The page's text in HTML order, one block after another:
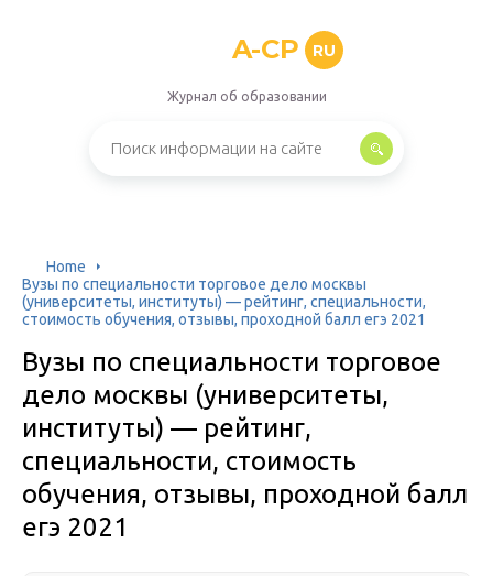
A-CP RU
Журнал об образовании
Home
Вузы по специальности торговое дело москвы
(университеты, институты) — рейтинг, специальности,
стоимость обучения, отзывы, проходной балл егэ 2021
Вузы по специальности торговое
дело москвы (университеты,
институты) — рейтинг,
специальности, стоимость
обучения, отзывы, проходной балл
егэ 2021